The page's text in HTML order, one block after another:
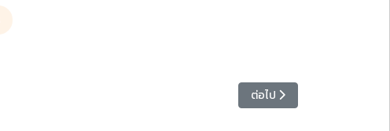
เนื้อหาถัดไป: ประกาศรายชื่อ
ต่อไป